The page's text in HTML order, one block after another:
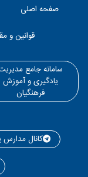
صفحه اصلی
قوانین و
سامانه جامع
یادگیری و آموزش
فرهنگیان
کانال مدارس